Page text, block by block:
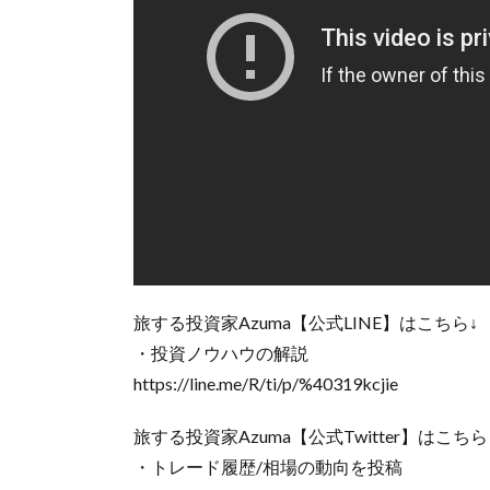
旅する投資家Azuma【公式LINE】はこちら↓
・投資ノウハウの解説
https://line.me/R/ti/p/%40319kcjie
旅する投資家Azuma【公式Twitter】はこち
・トレード履歴/相場の動向を投稿